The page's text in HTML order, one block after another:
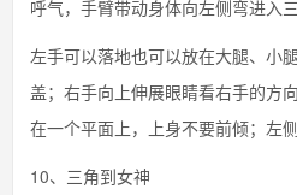
呼气，手臂带动身体向左侧弯进入
左手可以落地也可以放在大腿、小
盖；右手向上伸展眼睛看右手的方
在一个平面上，上身不要前倾；左
10、三角到女神